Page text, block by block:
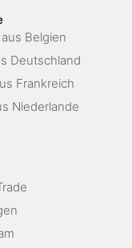
Belgien
Deutschland
Frankreich
Niederlande